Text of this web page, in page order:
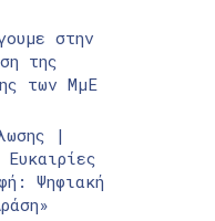
στην
της
των ΜμΕ
|
Ψηφιακή